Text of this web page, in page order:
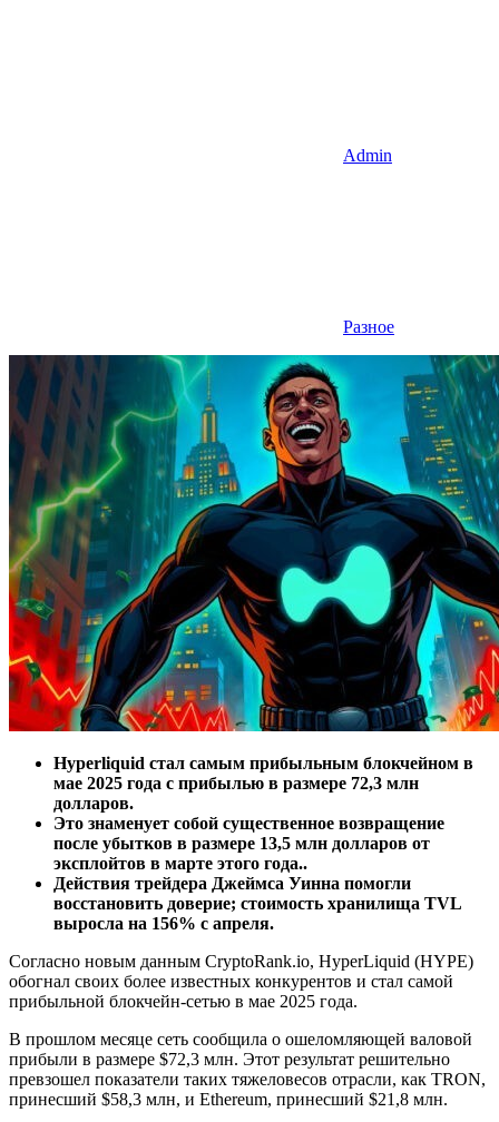
Admin
Разное
Hyperliquid стал самым прибыльным блокчейном в
мае 2025 года с прибылью в размере 72,3 млн
долларов.
Это знаменует собой существенное возвращение
после убытков в размере 13,5 млн долларов от
эксплойтов в марте этого года..
Действия трейдера Джеймса Уинна помогли
восстановить доверие; стоимость хранилища TVL
выросла на 156% с апреля.
Согласно новым данным CryptoRank.io, HyperLiquid (HYPE)
обогнал своих более известных конкурентов и стал самой
прибыльной блокчейн-сетью в мае 2025 года.
В прошлом месяце сеть сообщила о ошеломляющей валовой
прибыли в размере $72,3 млн. Этот результат решительно
превзошел показатели таких тяжеловесов отрасли, как TRON,
принесший $58,3 млн, и Ethereum, принесший $21,8 млн.